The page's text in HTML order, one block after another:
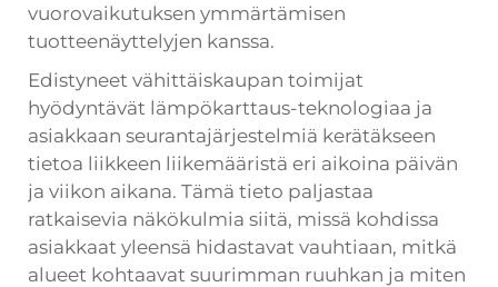
vuorovaikutuksen ymmärtämisen
tuotteenäyttelyjen kanssa.
Edistyneet vähittäiskaupan toimijat
hyödyntävät lämpökarttaus-teknologiaa ja
asiakkaan seurantajärjestelmiä kerätäkseen
tietoa liikkeen liikemääristä eri aikoina päivän
ja viikon aikana. Tämä tieto paljastaa
ratkaisevia näkökulmia siitä, missä kohdissa
asiakkaat yleensä hidastavat vauhtiaan, mitkä
alueet kohtaavat suurimman ruuhkan ja miten